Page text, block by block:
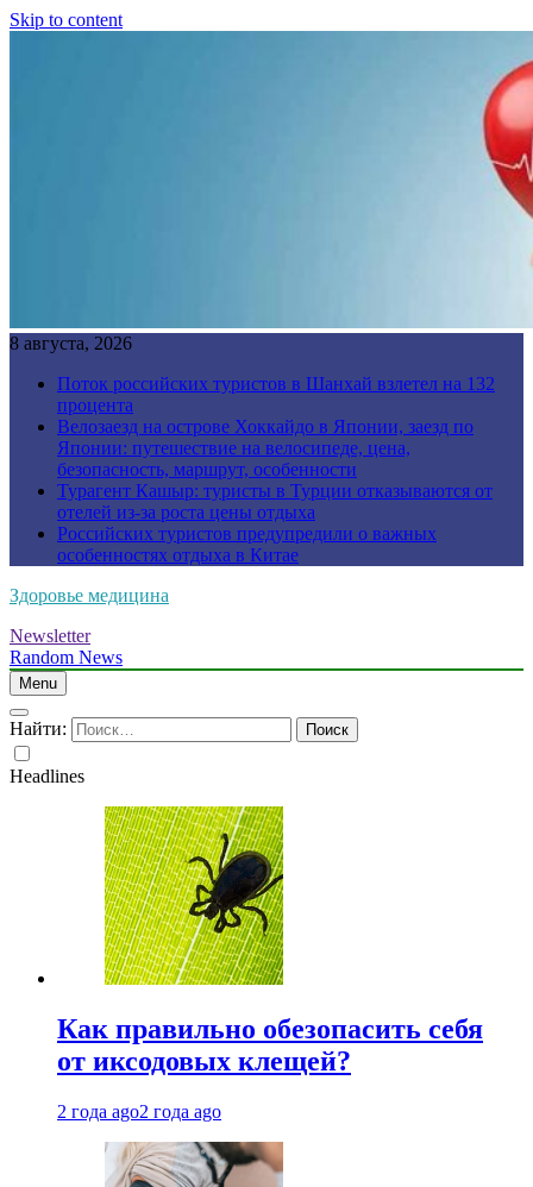
Skip to content
8 августа, 2026
Поток российских туристов в Шанхай взлетел на 132
процента
Велозаезд на острове Хоккайдо в Японии, заезд по
Японии: путешествие на велосипеде, цена,
безопасность, маршрут, особенности
Турагент Кашыр: туристы в Турции отказываются от
отелей из-за роста цены отдыха
Российских туристов предупредили о важных
особенностях отдыха в Китае
Здоровье медицина
Newsletter
Random News
Menu
Найти:
Headlines
Как правильно обезопасить себя
от иксодовых клещей?
2 года ago2 года ago